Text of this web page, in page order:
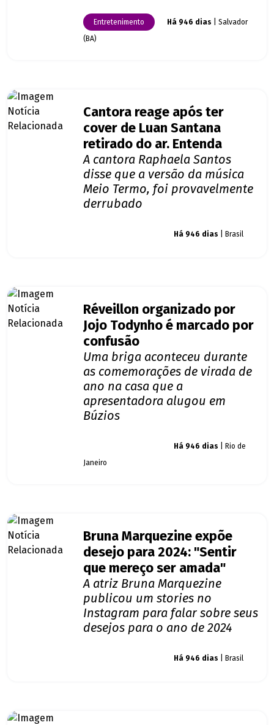
Entretenimento Há 946 dias | Salvador
(BA)
Cantora reage após ter
cover de Luan Santana
retirado do ar. Entenda
A cantora Raphaela Santos
disse que a versão da música
Meio Termo, foi provavelmente
derrubado
Há 946 dias | Brasil
Réveillon organizado por
Jojo Todynho é marcado por
confusão
Uma briga aconteceu durante
as comemorações de virada de
ano na casa que a
apresentadora alugou em
Búzios
Há 946 dias | Rio de
Janeiro
Bruna Marquezine expõe
desejo para 2024: "Sentir
que mereço ser amada"
A atriz Bruna Marquezine
publicou um stories no
Instagram para falar sobre seus
desejos para o ano de 2024
Há 946 dias | Brasil